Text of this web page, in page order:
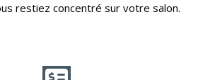
restiez concentré sur votre salon.